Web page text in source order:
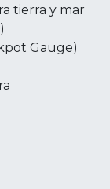
tierra y mar
Gauge)